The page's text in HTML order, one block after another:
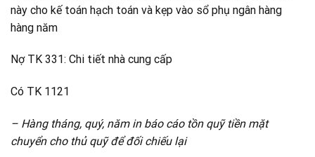
này cho kế toán hạch toán và kẹp vào sổ phụ ngân hàng
hàng năm
Nợ TK 331: Chi tiết nhà cung cấp
Có TK 1121
– Hàng tháng, quý, năm in báo cáo tồn quỹ tiền mặt
chuyển cho thủ quỹ để đối chiếu lại